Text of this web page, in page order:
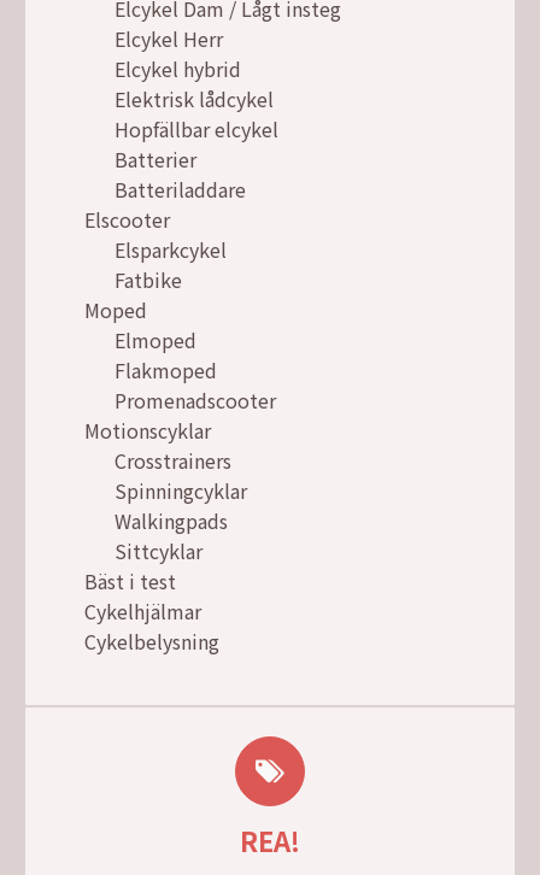
Elcykel Dam / Lågt insteg
Elcykel Herr
Elcykel hybrid
Elektrisk lådcykel
Hopfällbar elcykel
Batterier
Batteriladdare
Elscooter
Elsparkcykel
Fatbike
Moped
Elmoped
Flakmoped
Promenadscooter
Motionscyklar
Crosstrainers
Spinningcyklar
Walkingpads
Sittcyklar
Bäst i test
Cykelhjälmar
Cykelbelysning
REA!